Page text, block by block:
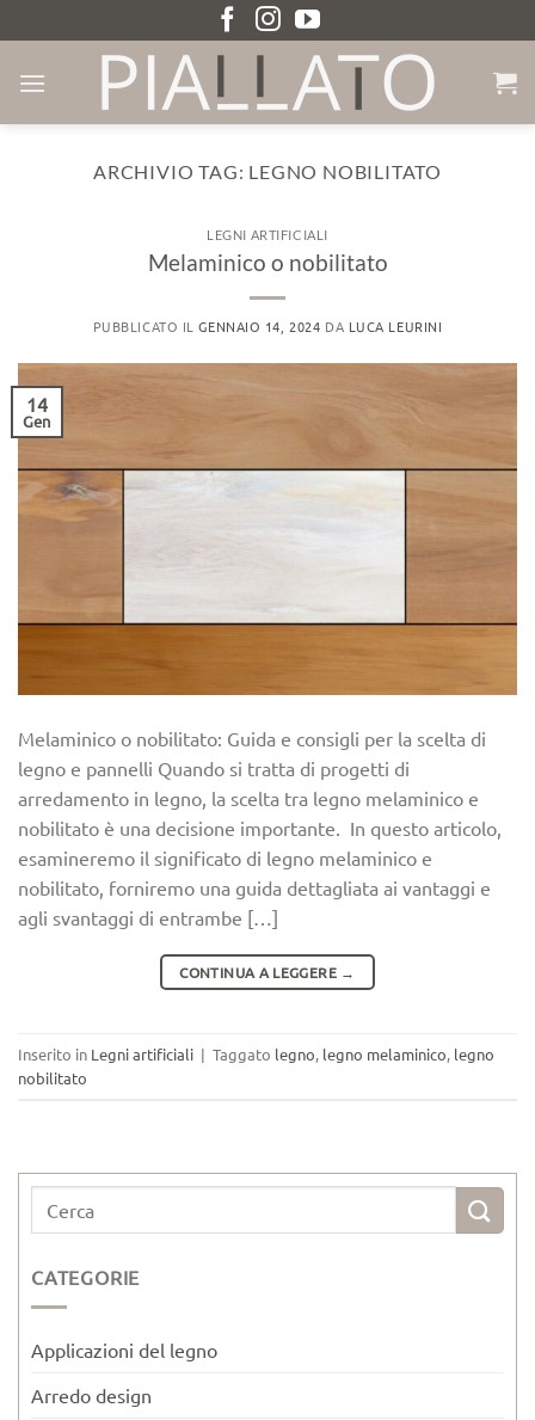
ai
contenuti
ARCHIVIO TAG: LEGNO NOBILITATO
LEGNI ARTIFICIALI
Melaminico o nobilitato
PUBBLICATO ILGENNAIO 14, 2024 DA LUCA LEURINI
14
Gen
Melaminico o nobilitato: Guida e consigli per la scelta di
legno e pannelli Quando si tratta di progetti di
arredamento in legno, la scelta tra legno melaminico e
nobilitato è una decisione importante. In questo articolo,
esamineremo il significato di legno melaminico e
nobilitato, forniremo una guida dettagliata ai vantaggi e
agli svantaggi di entrambe […]
CONTINUA A LEGGERE →
Inserito in Legni artificiali | Taggato legno, legno melaminico, legno
nobilitato
CATEGORIE
Applicazioni del legno
Arredo design